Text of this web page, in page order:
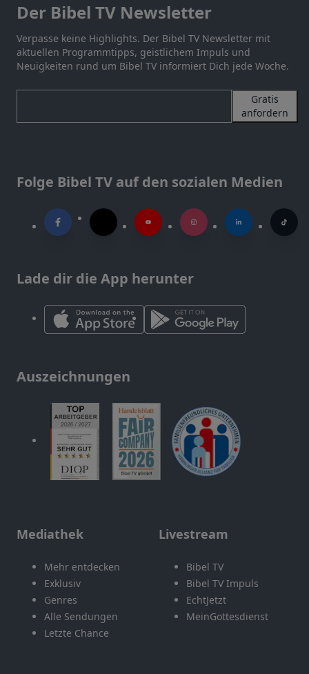
Der Bibel TV Newsletter
Verpasse keine Highlights. Der Bibel TV Newsletter mit
aktuellen Programmtipps, geistlichem Impuls und
Neuigkeiten rund um Bibel TV informiert Dich jede Woche.
Gratis
anfordern
Folge Bibel TV auf den sozialen Medien
Lade dir die App herunter
Auszeichnungen
Mediathek
Mehr entdecken
Exklusiv
Genres
Alle Sendungen
Letzte Chance
Livestream
Bibel TV
Bibel TV Impuls
EchtJetzt
MeinGottesdienst